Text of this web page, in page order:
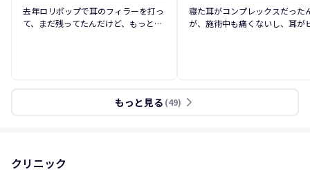
後 前
去年ロリポップで耳のフィラーを打っ
て、まだ残ってたんだけど、もっと立
後 前
寝た耳がコンプレックスだった
が、施術中も痛くないし、耳が
もっと見る (49) arrow_forward_ios
クリニック